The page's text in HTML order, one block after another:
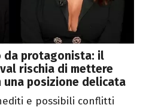
da protagonista: il
rischia di mettere
posizione delicata
e possibili conflitti